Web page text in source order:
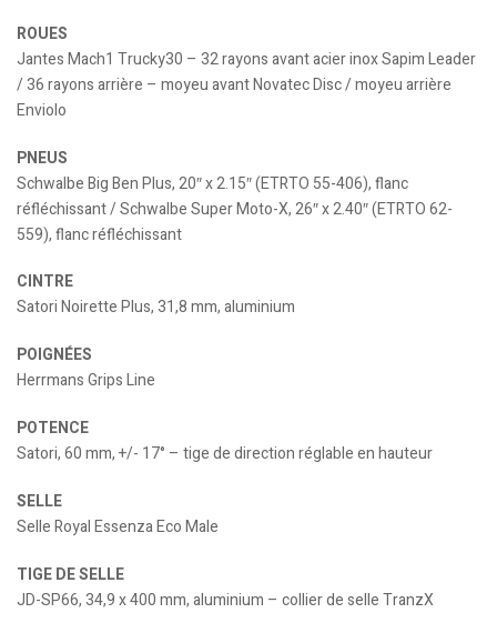
ROUES
Jantes Mach1 Trucky30 – 32 rayons avant acier inox Sapim Leader
/ 36 rayons arrière – moyeu avant Novatec Disc / moyeu arrière
Enviolo
PNEUS
Schwalbe Big Ben Plus, 20″ x 2.15″ (ETRTO 55-406), flanc
réfléchissant / Schwalbe Super Moto-X, 26″ x 2.40″ (ETRTO 62-
559), flanc réfléchissant
CINTRE
Satori Noirette Plus, 31,8 mm, aluminium
POIGNÉES
Herrmans Grips Line
POTENCE
Satori, 60 mm, +/- 17° – tige de direction réglable en hauteur
SELLE
Selle Royal Essenza Eco Male
TIGE DE SELLE
JD-SP66, 34,9 x 400 mm, aluminium – collier de selle TranzX